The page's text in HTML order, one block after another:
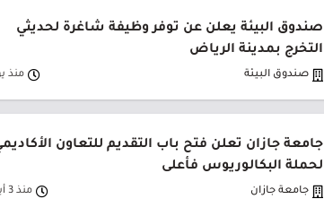
صندوق البيئة يعلن عن توفر وظيفة شاغرة لحديثي
التخرج بمدينة الرياض
صندوق البيئة منذ
جامعة جازان تعلن فتح باب التقديم للتعاون
لحملة البكالوريوس فأعلى
جامعة جازان منذ 3 أيام